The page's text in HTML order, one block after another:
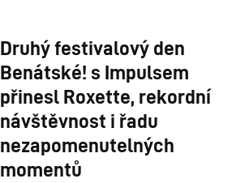
Druhý festivalový den
Benátské! s Impulsem
přinesl Roxette, rekordní
návštěvnost i řadu
nezapomenutelných
momentů